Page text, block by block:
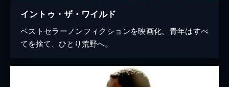
イントゥ・ザ・ワイルド
ベストセラーノンフィクションを映画化。青年はすべ
てを捨て、ひとり荒野へ。